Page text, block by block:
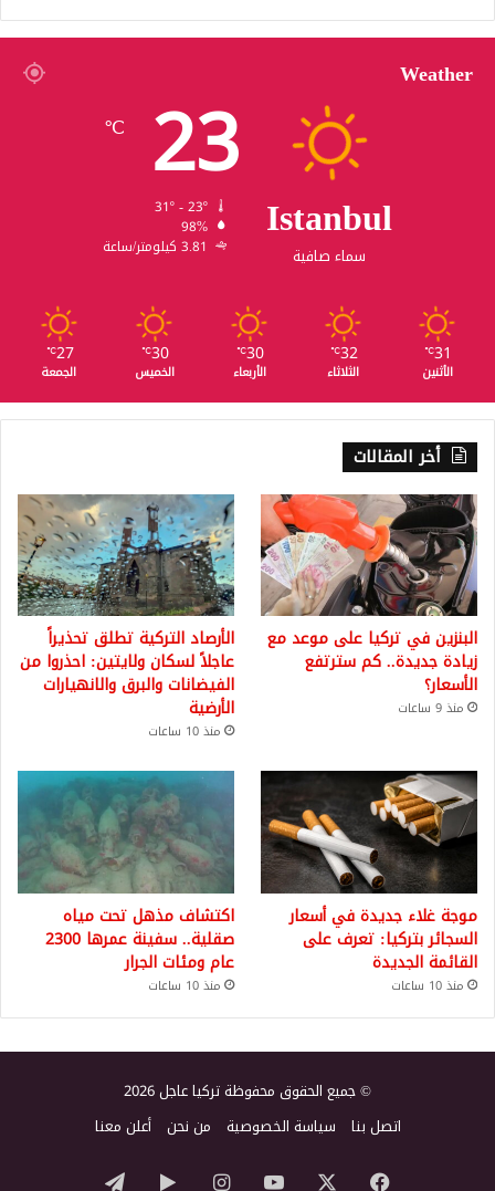
Weather
Istanbul
سماء صافية
23
℃
98%
3.81 كيلومتر/ساعة
31
℃
الأثنين
32
℃
الثلاثاء
30
℃
الأربعاء
30
℃
الخميس
27
℃
الجمعة
أخر المقالات
البنزين في تركيا على موعد مع
زيادة جديدة.. كم سترتفع
الأسعار؟
منذ 9 ساعات
الأرصاد التركية تطلق تحذيراً
عاجلاً لسكان ولايتين: احذروا من
الفيضانات والبرق والانهيارات
الأرضية
منذ 10 ساعات
موجة غلاء جديدة في أسعار
السجائر بتركيا: تعرف على
القائمة الجديدة
منذ 10 ساعات
اكتشاف مذهل تحت مياه
صقلية.. سفينة عمرها 2300
عام ومئات الجرار
منذ 10 ساعات
© جميع الحقوق محفوظة تركيا عاجل 2026
اتصل بنا سياسة الخصوصية من نحن أعلن معنا
فيسبوك ‫YouTubeانستقرام‏Googleتيلقرام